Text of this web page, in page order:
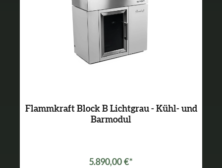
Flammkraft Block B Lichtgrau - Kühl- und
Barmodul
5.890,00 €*